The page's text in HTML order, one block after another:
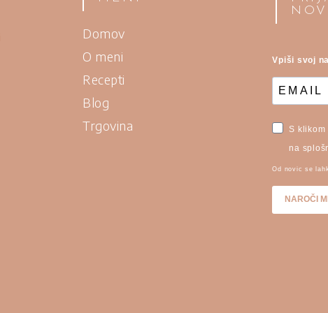
Domov
O meni
Recepti
Blog
Trgovina
Vpiši svoj
S klikom
na
Od novic se
NAROČI